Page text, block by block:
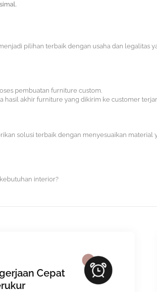
pilihan terbaik dengan usaha dan legalitas
pembuatan furniture custom.
akhir furniture yang dikirim ke customer
solusi terbaik dengan menyesuaikan material
interior?
Cepat